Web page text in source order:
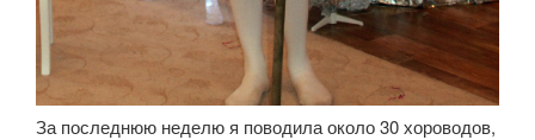
За последнюю неделю я поводила около 30 хороводов,